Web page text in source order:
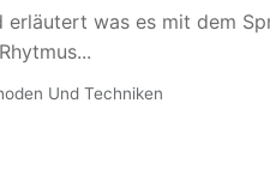
erläutert was es mit dem
Und Techniken